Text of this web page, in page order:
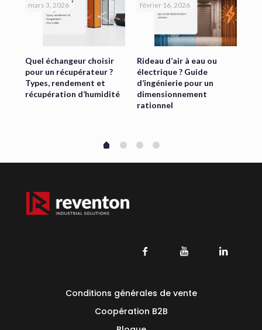
mars 3, 2026
Quel échangeur choisir
pour un récupérateur ?
Types, rendement et
récupération d’humidité
février 16, 2026
Rideau d’air à eau ou
électrique ? Guide
d’ingénierie pour un
dimensionnement
rationnel
Conditions générales de vente
Coopération B2B